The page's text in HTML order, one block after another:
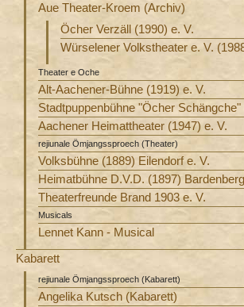
Aue Theater-Kroem (Archiv)
Öcher Verzäll (1990) e. V.
Würselener Volkstheater e. V.
Theater e Oche
Alt-Aachener-Bühne (1919) e. V.
Stadtpuppenbühne "Öcher Schängche"
Aachener Heimattheater (1947) e. V.
rejiunale Ömjangssproech (Theater)
Volksbühne (1889) Eilendorf e. V.
Heimatbühne D.V.D. (1897)
Theaterfreunde Brand 1903 e. V.
Musicals
Lennet Kann - Musical
Kabarett
rejiunale Ömjangssproech (Kabarett)
Angelika Kutsch (Kabarett)